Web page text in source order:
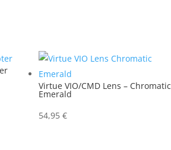
Virtue VIO/CMD Lens – Chromatic
Emerald
54,95 €